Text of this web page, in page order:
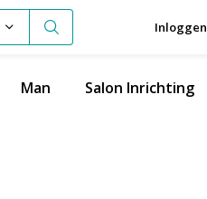
Inloggen
Man Salon Inrichting